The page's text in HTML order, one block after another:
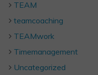
TEAM
teamcoaching
TEAMwork
Timemanagement
Uncategorized